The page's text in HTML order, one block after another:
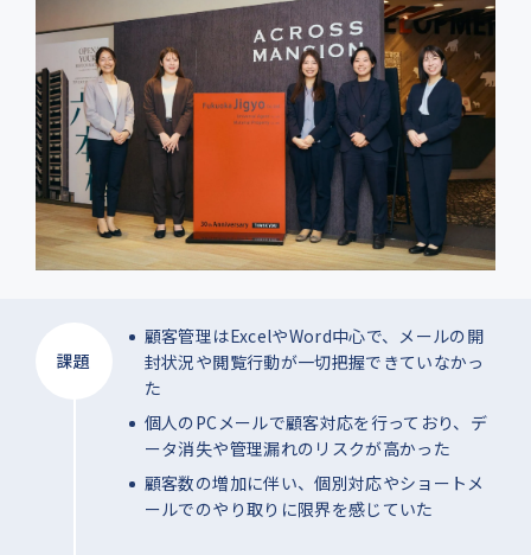
課題
顧客管理はExcelやWord中心で、メールの開
封状況や閲覧行動が一切把握できていなかっ
た
個人のPCメールで顧客対応を行っており、デ
ータ消失や管理漏れのリスクが高かった
顧客数の増加に伴い、個別対応やショートメ
ールでのやり取りに限界を感じていた